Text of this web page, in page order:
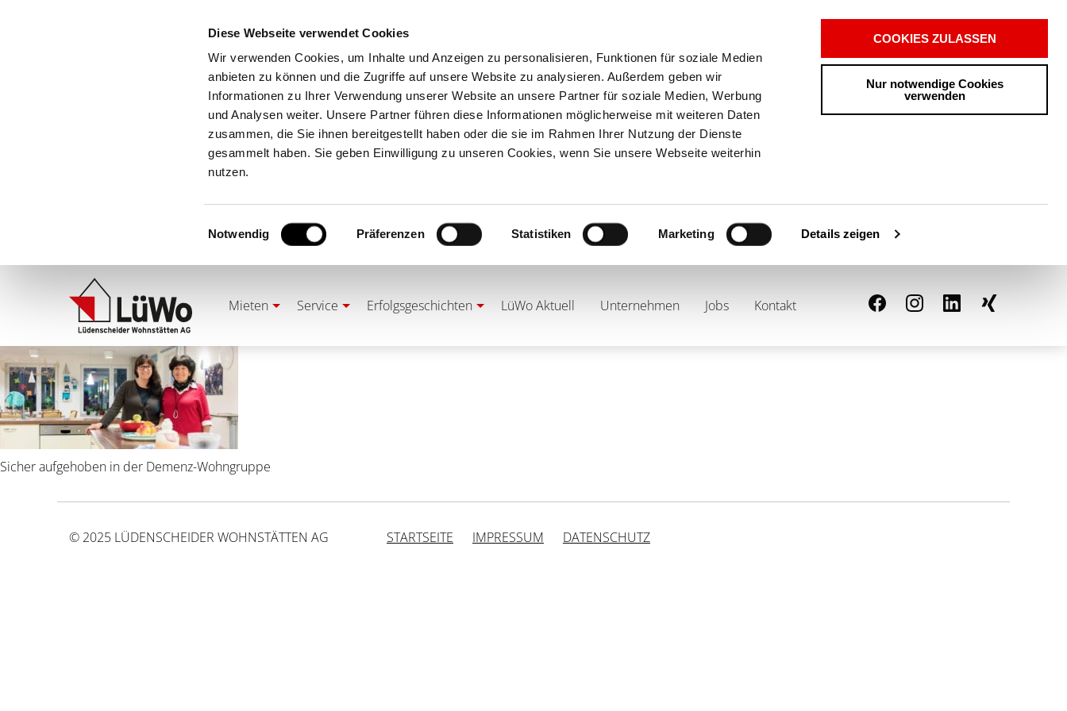
Diese Webseite verwendet Cookies
Wir verwenden Cookies, um Inhalte und Anzeigen zu personalisieren, Funktionen für soziale Medien
anbieten zu können und die Zugriffe auf unsere Website zu analysieren. Außerdem geben wir
Informationen zu Ihrer Verwendung unserer Website an unsere Partner für soziale Medien, Werbung
und Analysen weiter. Unsere Partner führen diese Informationen möglicherweise mit weiteren Daten
zusammen, die Sie ihnen bereitgestellt haben oder die sie im Rahmen Ihrer Nutzung der Dienste
gesammelt haben. Sie geben Einwilligung zu unseren Cookies, wenn Sie unsere Webseite weiterhin
nutzen.
Einwilligungsauswahl
Notwendig Präferenzen Statistiken Marketing Details zeigen
COOKIES ZULASSEN
Nur notwendige Cookies
verwenden
Mieten Service Erfolgsgeschichten LüWo Aktuell Unternehmen Jobs Kontakt
Sicher aufgehoben in der Demenz-Wohngruppe
© 2025 LÜDENSCHEIDER WOHNSTÄTTEN AG STARTSEITE IMPRESSUM DATENSCHUTZ